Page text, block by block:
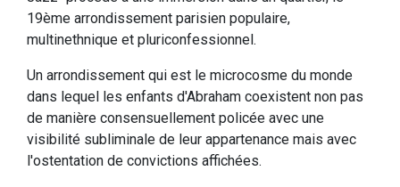
19ème arrondissement parisien populaire,
multinethnique et pluriconfessionnel.
Un arrondissement qui est le microcosme du monde
dans lequel les enfants d'Abraham coexistent non pas
de manière consensuellement policée avec une
visibilité subliminale de leur appartenance mais avec
l'ostentation de convictions affichées.